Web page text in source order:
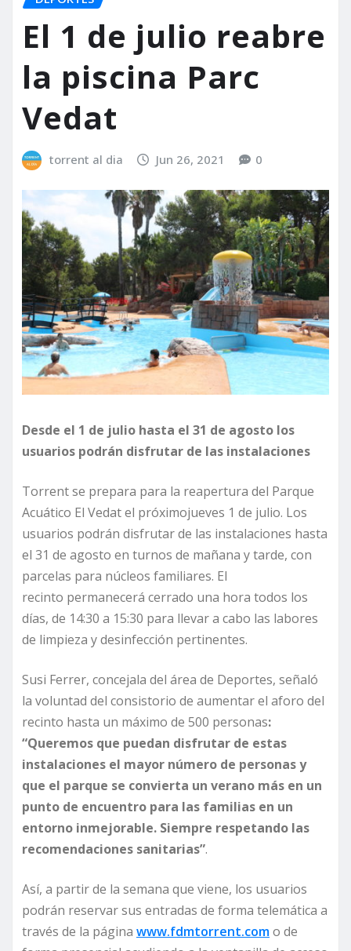
El 1 de julio reabre
la piscina Parc
Vedat
torrent al dia Jun 26, 2021 0
Desde el 1 de julio hasta el 31 de agosto los
usuarios podrán disfrutar de las instalaciones
Torrent se prepara para la reapertura del Parque
Acuático El Vedat el próximojueves 1 de julio. Los
usuarios podrán disfrutar de las instalaciones hasta
el 31 de agosto en turnos de mañana y tarde, con
parcelas para núcleos familiares. El
recinto permanecerá cerrado una hora todos los
días, de 14:30 a 15:30 para llevar a cabo las labores
de limpieza y desinfección pertinentes.
Susi Ferrer, concejala del área de Deportes, señaló
la voluntad del consistorio de aumentar el aforo del
recinto hasta un máximo de 500 personas:
“Queremos que puedan disfrutar de estas
instalaciones el mayor número de personasy
que el parque se convierta un verano más en un
punto de encuentro para las familias en un
entorno inmejorable. Siempre respetando las
recomendaciones sanitarias”.
Así, a partir de la semana que viene, los usuarios
podrán reservar sus entradas de forma telemática a
través de la página www.fdmtorrent.como de